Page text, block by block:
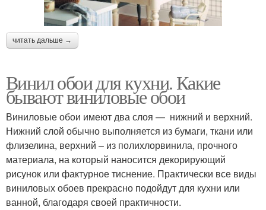
читать дальше →
Винил обои для кухни. Какие
бывают виниловые обои
Виниловые обои имеют два слоя — нижний и верхний.
Нижний слой обычно выполняется из бумаги, ткани или
флизелина, верхний – из полихлорвинила, прочного
материала, на который наносится декорирующий
рисунок или фактурное тиснение. Практически все виды
виниловых обоев прекрасно подойдут для кухни или
ванной, благодаря своей практичности.